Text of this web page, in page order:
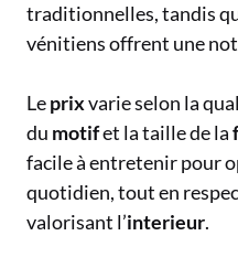
traditionnelles, tandis
vénitiens offrent une
Leprixvarie selon la
du motifet la taille de la
facile à entretenir pour
quotidien, tout en
valorisant l’interieur.